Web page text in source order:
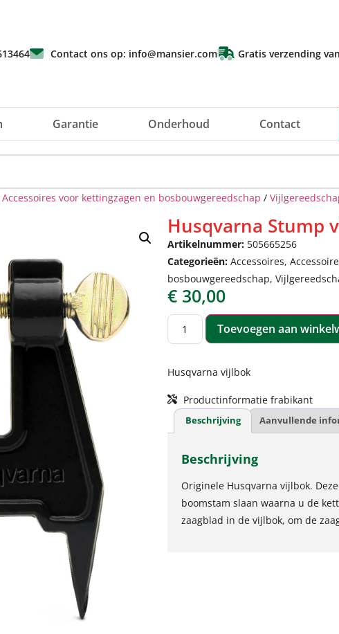
Contact ons op: info@mansier.com Gratis verzending
Garantie Onderhoud Contact
Accessoires voor kettingzagen en bosbouwgereedschap /
Husqvarna Stump
Artikelnummer: 505665256
Categorieën: Accessoires,
bosbouwgereedschap,
€ 30,00
Toevoegen aan
Husqvarna vijlbok
Productinformatie frabikant
Beschrijving Aanvullende
Beschrijving
Originele Husqvarna vijlbok.
boomstam slaan waarna u de
zaagblad in de vijlbok, om de